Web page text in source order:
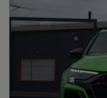
McLaren
Wann
Zeitraum wählen